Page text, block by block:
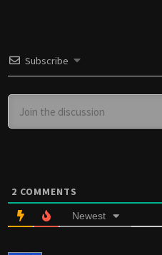
Subscribe
2 COMMENTS
Newest